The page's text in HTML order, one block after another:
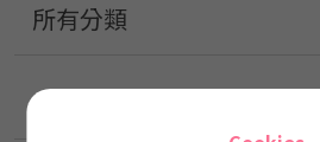
所有分類
康成長照協會